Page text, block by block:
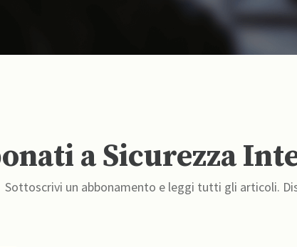
a Sicurezza
Sottoscrivi un abbonamento e leggi tutti gli articoli.